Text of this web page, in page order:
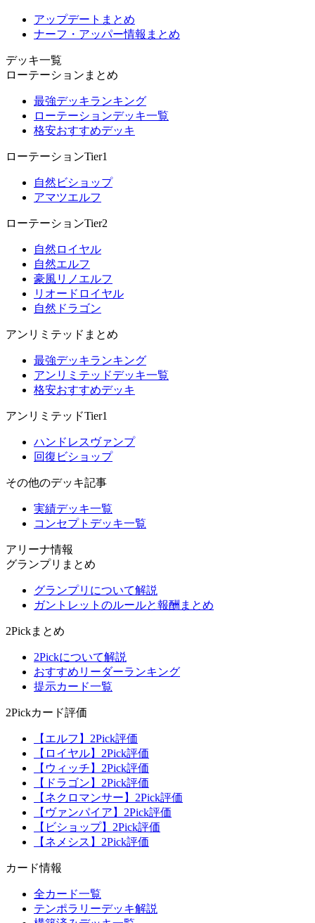
アップデートまとめ
ナーフ・アッパー情報まとめ
デッキ一覧
ローテーションまとめ
最強デッキランキング
ローテーションデッキ一覧
格安おすすめデッキ
ローテーションTier1
自然ビショップ
アマツエルフ
ローテーションTier2
自然ロイヤル
自然エルフ
豪風リノエルフ
リオードロイヤル
自然ドラゴン
アンリミテッドまとめ
最強デッキランキング
アンリミテッドデッキ一覧
格安おすすめデッキ
アンリミテッドTier1
ハンドレスヴァンプ
回復ビショップ
その他のデッキ記事
実績デッキ一覧
コンセプトデッキ一覧
アリーナ情報
グランプリまとめ
グランプリについて解説
ガントレットのルールと報酬まとめ
2Pickまとめ
2Pickについて解説
おすすめリーダーランキング
提示カード一覧
2Pickカード評価
【エルフ】2Pick評価
【ロイヤル】2Pick評価
【ウィッチ】2Pick評価
【ドラゴン】2Pick評価
【ネクロマンサー】2Pick評価
【ヴァンパイア】2Pick評価
【ビショップ】2Pick評価
【ネメシス】2Pick評価
カード情報
全カード一覧
テンポラリーデッキ解説